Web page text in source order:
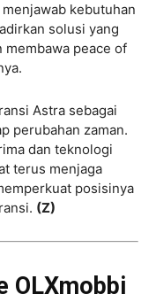
kebutuhan
solusi yang
membawa peace of
Astra sebagai
perubahan zaman.
dan teknologi
terus menjaga
posisinya
(Z)
OLXmobbi